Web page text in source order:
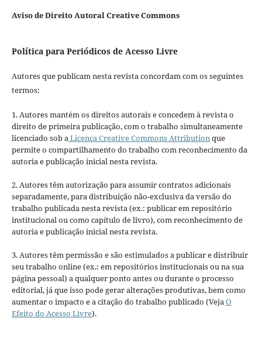
Aviso de Direito Autoral Creative Commons
Política para Periódicos de Acesso Livre
Autores que publicam nesta revista concordam com os seguintes
termos:
1. Autores mantém os direitos autorais e concedem à revista o
direito de primeira publicação, com o trabalho simultaneamente
licenciado sob aLicença Creative Commons Attributionque
permite o compartilhamento do trabalho com reconhecimento da
autoria e publicação inicial nesta revista.
2. Autores têm autorização para assumir contratos adicionais
separadamente, para distribuição não-exclusiva da versão do
trabalho publicada nesta revista (ex.: publicar em repositório
institucional ou como capítulo de livro), com reconhecimento de
autoria e publicação inicial nesta revista.
3. Autores têm permissão e são estimulados a publicar e distribuir
seu trabalho online (ex.: em repositórios institucionais ou na sua
página pessoal) a qualquer ponto antes ou durante o processo
editorial, já que isso pode gerar alterações produtivas, bem como
aumentar o impacto e a citação do trabalho publicado (VejaO
Efeito do Acesso Livre).